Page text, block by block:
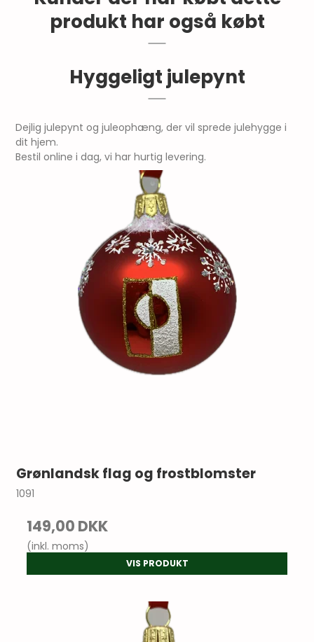
produkt har også købt
Hyggeligt julepynt
Dejlig julepynt og juleophæng, der vil sprede julehygge i
dit hjem.
Bestil online i dag, vi har hurtig levering.
Grønlandsk flag og frostblomster
1091
149,00 DKK
(inkl. moms)
VIS PRODUKT